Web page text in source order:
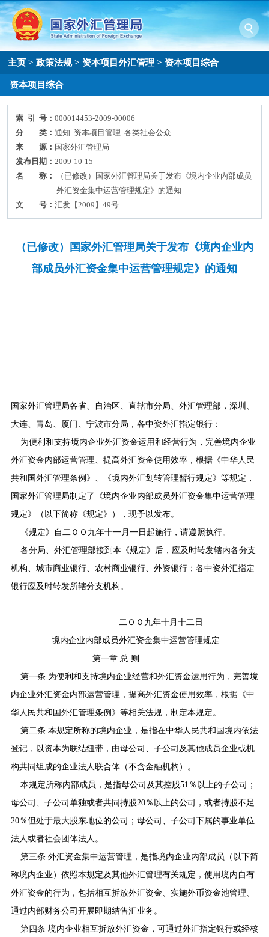
主页 >政策法规>资本项目外汇管理 >资本项目综合
资本项目综合
索 引 号：000014453-2009-00006
分 类：通知 资本项目管理 各类社会公众
来 源： 国家外汇管理局
发布日期：2009-10-15
名 称：
（已修改）国家外汇管理局关于发布《境内企业内部成员
外汇资金集中运营管理规定》的通知
文 号：汇发【2009】49号
（已修改）国家外汇管理局关于发布《境内企业内
部成员外汇资金集中运营管理规定》的通知
国家外汇管理局各省、自治区、直辖市分局、外汇管理部，深圳、
大连、青岛、厦门、宁波市分局，各中资外汇指定银行：
为便利和支持境内企业外汇资金运用和经营行为，完善境内企业
外汇资金内部运营管理、提高外汇资金使用效率，根据《中华人民
共和国外汇管理条例》、《境内外汇划转管理暂行规定》等规定，
国家外汇管理局制定了《境内企业内部成员外汇资金集中运营管理
规定》（以下简称《规定》），现予以发布。
《规定》自二ＯＯ九年十一月一日起施行，请遵照执行。
各分局、外汇管理部接到本《规定》后，应及时转发辖内各分支
机构、城市商业银行、农村商业银行、外资银行；各中资外汇指定
银行应及时转发所辖分支机构。
二ＯＯ九年十月十二日
境内企业内部成员外汇资金集中运营管理规定
第一章 总 则
第一条 为便利和支持境内企业经营和外汇资金运用行为，完善境
内企业外汇资金内部运营管理，提高外汇资金使用效率，根据《中
华人民共和国外汇管理条例》等相关法规，制定本规定。
第二条 本规定所称的境内企业，是指在中华人民共和国境内依法
登记，以资本为联结纽带，由母公司、子公司及其他成员企业或机
构共同组成的企业法人联合体（不含金融机构）。
本规定所称内部成员，是指母公司及其控股51 ％以上的子公司；
母公司、子公司单独或者共同持股20％以上的公司，或者持股不足
20％但处于最大股东地位的公司；母公司、子公司下属的事业单位
法人或者社会团体法人。
第三条 外汇资金集中运营管理，是指境内企业内部成员（以下简
称境内企业）依照本规定及其他外汇管理有关规定，使用境内自有
外汇资金的行为，包括相互拆放外汇资金、实施外币资金池管理、
通过内部财务公司开展即期结售汇业务。
第四条 境内企业相互拆放外汇资金，可通过外汇指定银行或经核